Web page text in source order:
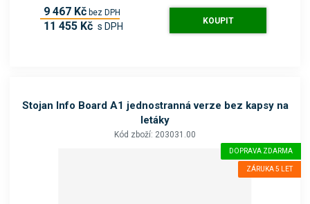
9 467 Kč bez DPH
11 455 Kč s DPH KOUPIT
Stojan Info Board A1 jednostranná verze bez kapsy na
letáky
Kód zboží: 203031.00
DOPRAVA ZDARMA
ZÁRUKA 5 LET